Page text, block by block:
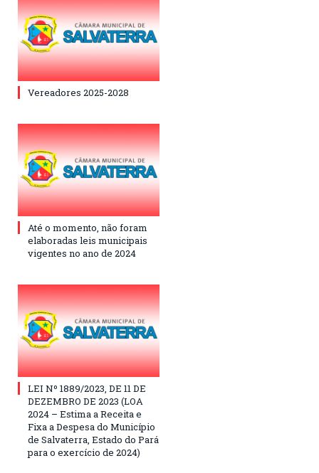
Vereadores 2025-2028
Até o momento, não foram
elaboradas leis municipais
vigentes no ano de 2024
LEI Nº 1889/2023, DE 11 DE
DEZEMBRO DE 2023 (LOA
2024 – Estima a Receita e
Fixa a Despesa do Município
de Salvaterra, Estado do Pará
para o exercício de 2024)